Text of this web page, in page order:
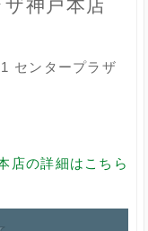
神戸本店
センタープラザ
店の詳細はこちら